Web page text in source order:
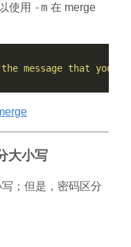
使用 -m 在 merge
message that you
大小写
；但是，密码区分